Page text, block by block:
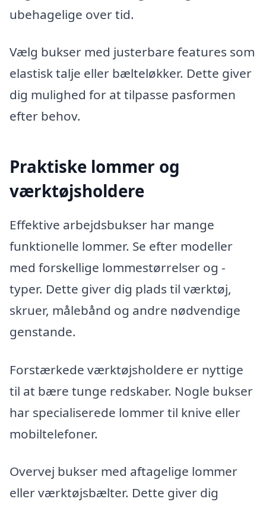
ubehagelige over tid.
Vælg bukser med justerbare features som
elastisk talje eller bælteløkker. Dette giver
dig mulighed for at tilpasse pasformen
efter behov.
Praktiske lommer og
værktøjsholdere
Effektive arbejdsbukser har mange
funktionelle lommer. Se efter modeller
med forskellige lommestørrelser og -
typer. Dette giver dig plads til værktøj,
skruer, målebånd og andre nødvendige
genstande.
Forstærkede værktøjsholdere er nyttige
til at bære tunge redskaber. Nogle bukser
har specialiserede lommer til knive eller
mobiltelefoner.
Overvej bukser med aftagelige lommer
eller værktøjsbælter. Dette giver dig